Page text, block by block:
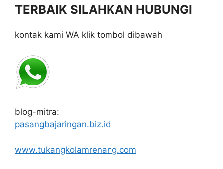
TERBAIK SILAHKAN HUBUNGI
kontak kami WA klik tombol dibawah
blog-mitra:
pasangbajaringan.biz.id
www.tukangkolamrenang.com